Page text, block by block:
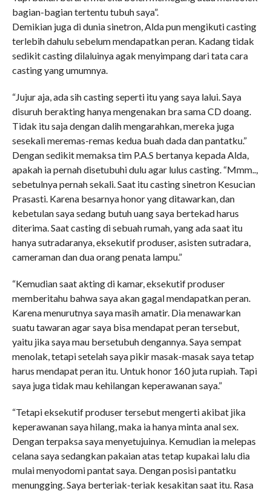
bagian-bagian tertentu tubuh saya”.
Demikian juga di dunia sinetron, Alda pun mengikuti casting
terlebih dahulu sebelum mendapatkan peran. Kadang tidak
sedikit casting dilaluinya agak menyimpang dari tata cara
casting yang umumnya.
“Jujur aja, ada sih casting seperti itu yang saya lalui. Saya
disuruh berakting hanya mengenakan bra sama CD doang.
Tidak itu saja dengan dalih mengarahkan, mereka juga
sesekali meremas-remas kedua buah dada dan pantatku.”
Dengan sedikit memaksa tim P.A.S bertanya kepada Alda,
apakah ia pernah disetubuhi dulu agar lulus casting. “Mmm..,
sebetulnya pernah sekali. Saat itu casting sinetron Kesucian
Prasasti. Karena besarnya honor yang ditawarkan, dan
kebetulan saya sedang butuh uang saya bertekad harus
diterima. Saat casting di sebuah rumah, yang ada saat itu
hanya sutradaranya, eksekutif produser, asisten sutradara,
cameraman dan dua orang penata lampu.”
“Kemudian saat akting di kamar, eksekutif produser
memberitahu bahwa saya akan gagal mendapatkan peran.
Karena menurutnya saya masih amatir. Dia menawarkan
suatu tawaran agar saya bisa mendapat peran tersebut,
yaitu jika saya mau bersetubuh dengannya. Saya sempat
menolak, tetapi setelah saya pikir masak-masak saya tetap
harus mendapat peran itu. Untuk honor 160 juta rupiah. Tapi
saya juga tidak mau kehilangan keperawanan saya.”
“Tetapi eksekutif produser tersebut mengerti akibat jika
keperawanan saya hilang, maka ia hanya minta anal sex.
Dengan terpaksa saya menyetujuinya. Kemudian ia melepas
celana saya sedangkan pakaian atas tetap kupakai lalu dia
mulai menyodomi pantat saya. Dengan posisi pantatku
menungging. Saya berteriak-teriak kesakitan saat itu. Rasa